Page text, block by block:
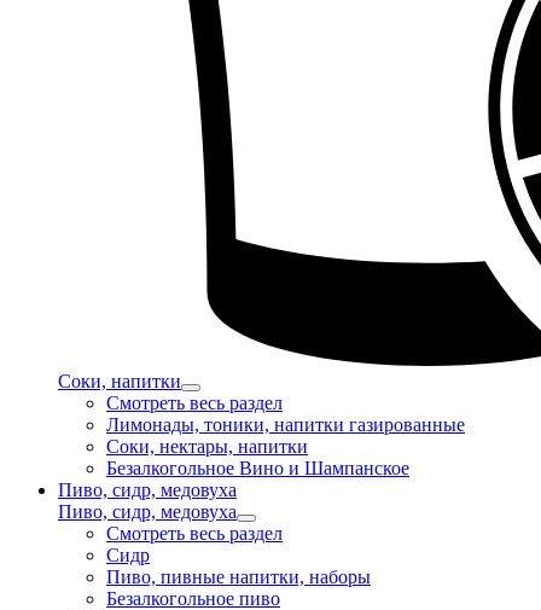
Соки, напитки
Смотреть весь раздел
Лимонады, тоники, напитки газированные
Соки, нектары, напитки
Безалкогольное Вино и Шампанское
Пиво, сидр, медовуха
Пиво, сидр, медовуха
Смотреть весь раздел
Сидр
Пиво, пивные напитки, наборы
Безалкогольное пиво